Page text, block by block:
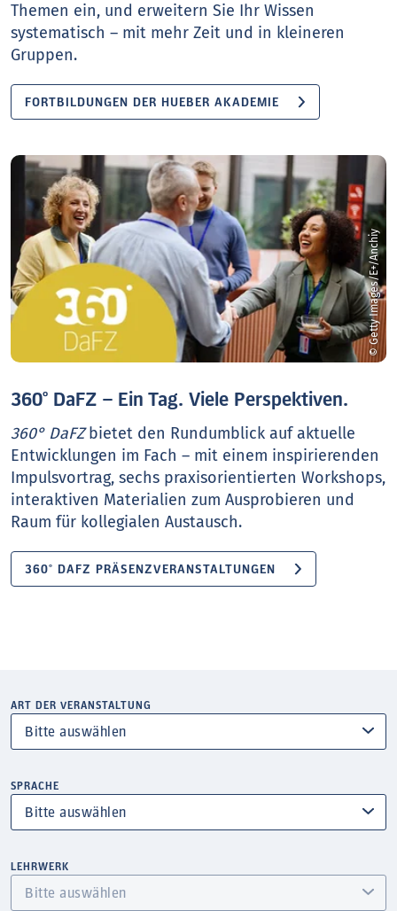
Themen ein, und erweitern Sie Ihr Wissen
systematisch – mit mehr Zeit und in kleineren
Gruppen.
FORTBILDUNGEN DER HUEBER AKADEMIE
© Getty Images/E+/Anchiy
360° DaFZ – Ein Tag. Viele Perspektiven.
360° DaFZbietet den Rundumblick auf aktuelle
Entwicklungen im Fach – mit einem inspirierenden
Impulsvortrag, sechs praxisorientierten Workshops,
interaktiven Materialien zum Ausprobieren und
Raum für kollegialen Austausch.
360° DAFZ PRÄSENZVERANSTALTUNGEN
ART DER VERANSTALTUNG
SPRACHE
LEHRWERK